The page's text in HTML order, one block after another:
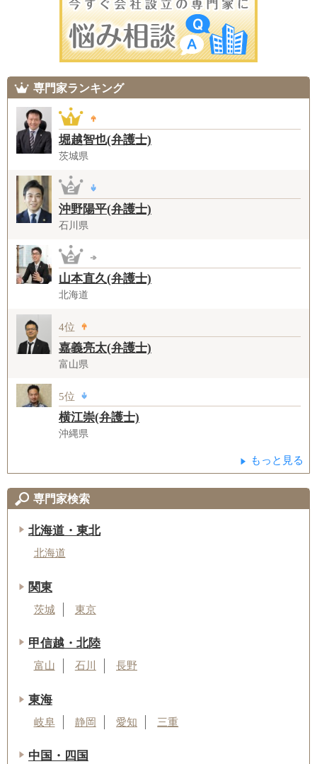
専門家ランキング
堀越智也(弁護士)
茨城県
沖野陽平(弁護士)
石川県
山本直久(弁護士)
北海道
4位
嘉義亮太(弁護士)
富山県
5位
横江崇(弁護士)
沖縄県
もっと見る
専門家検索
北海道・東北
北海道
関東
茨城 東京
甲信越・北陸
富山 石川 長野
東海
岐阜 静岡 愛知 三重
中国・四国